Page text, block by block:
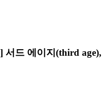
서드 에이지(third age),